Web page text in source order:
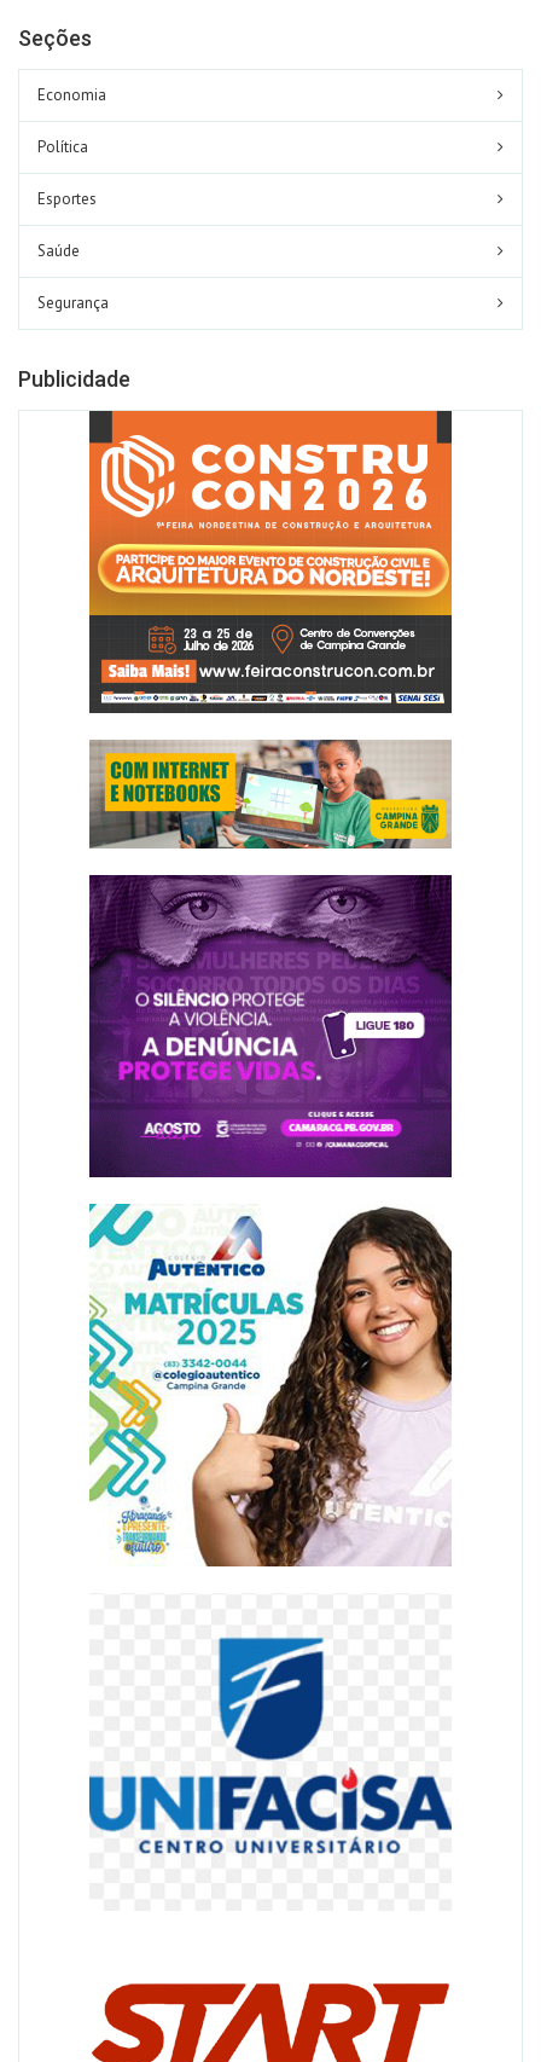
Seções
Economia
Política
Esportes
Saúde
Segurança
Publicidade